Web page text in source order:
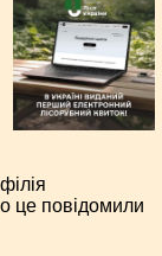
це повідомили